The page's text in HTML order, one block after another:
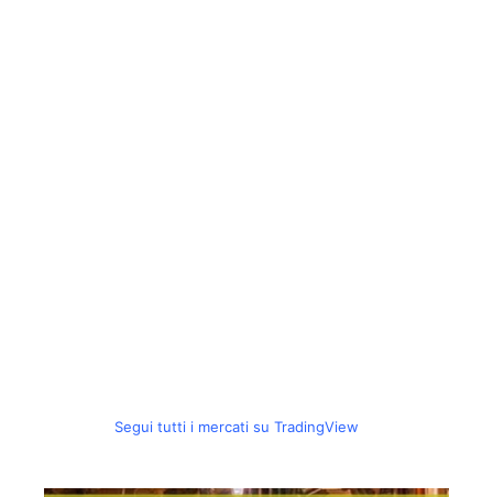
Segui tutti i mercati su TradingView